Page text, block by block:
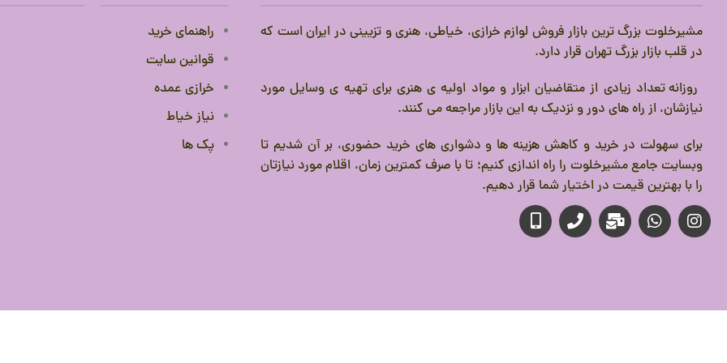
مشیرخلوت بزرگ ترین بازار فروش لوازم خرازی، خیاطی، هنری و تزیینی در ایران است که
در قلب بازار بزرگ تهران قرار دارد.
روزانه تعداد زیادی از متقاضیان ابزار و مواد اولیه ی هنری برای تهیه ی وسایل مورد
نیازشان، از راه های دور و نزدیک به این بازار مراجعه می کنند.
برای سهولت در خرید و کاهش هزینه ها و دشواری های خرید حضوری، بر آن شدیم تا
وبسایت جامع مشیرخلوت را راه اندازی کنیم؛ تا با صرف کمترین زمان، اقلام مورد نیازتان
را با بهترین قیمت در اختیار شما قرار دهیم.
راهنمای خرید
قوانین سایت
خرازی عمده
نیاز خیاط
پک ها